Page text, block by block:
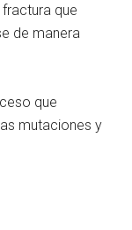
que
de manera
que
mutaciones y